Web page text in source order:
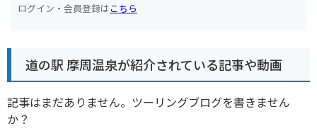
ログイン・会員登録はこちら
道の駅 摩周温泉が紹介されている記事や動画
記事はまだありません。ツーリングブログを書きません
か？